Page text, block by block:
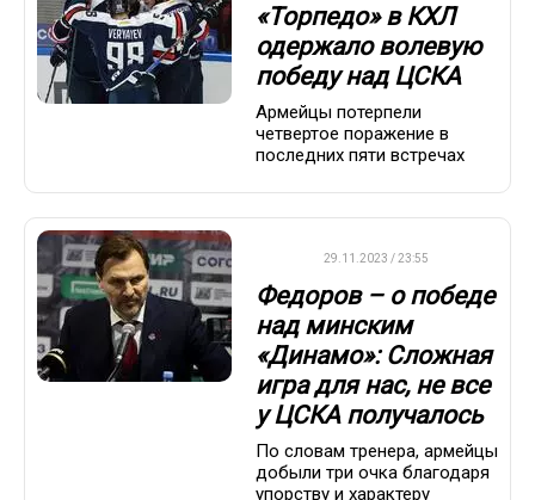
«Торпедо» в КХЛ
одержало волевую
победу над ЦСКА
Армейцы потерпели
четвертое поражение в
последних пяти встречах
29.11.2023 / 23:55
Федоров – о победе
над минским
«Динамо»: Сложная
игра для нас, не все
у ЦСКА получалось
По словам тренера, армейцы
добыли три очка благодаря
упорству и характеру